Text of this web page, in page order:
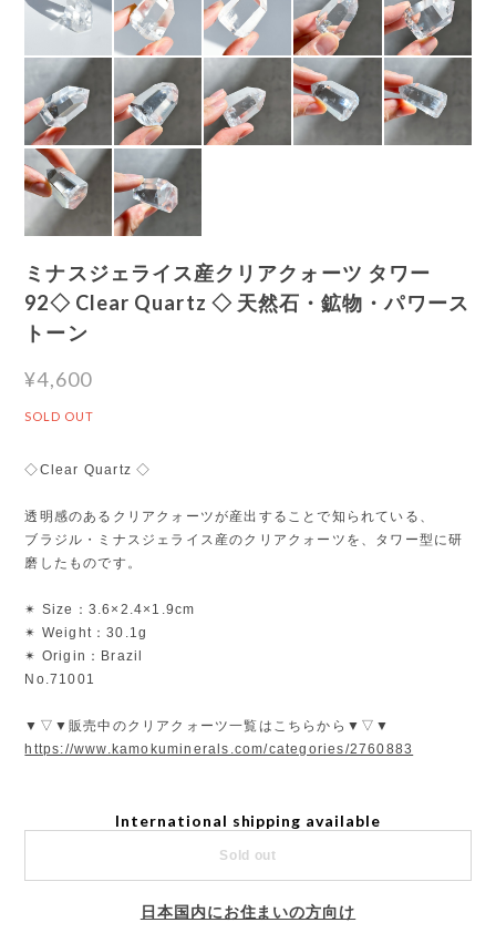
ミナスジェライス産クリアクォーツ タワー
92◇ Clear Quartz ◇ 天然石・鉱物・パワース
トーン
¥4,600
SOLD OUT
◇Clear Quartz ◇
透明感のあるクリアクォーツが産出することで知られている、
ブラジル・ミナスジェライス産のクリアクォーツを、タワー型に研
磨したものです。
✴︎ Size：3.6×2.4×1.9cm
✴︎ Weight：30.1g
✴︎ Origin：Brazil
No.71001
▼▽▼販売中のクリアクォーツ一覧はこちらから▼▽▼
https://www.kamokuminerals.com/categories/2760883
International shipping available
Sold out
日本国内にお住まいの方向け